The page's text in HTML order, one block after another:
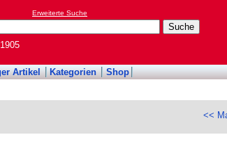
Erweiterte Suche
Artikel Kategorien Shop
<<